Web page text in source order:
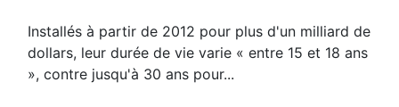
Installés à partir de 2012 pour plus d'un milliard de
dollars, leur durée de vie varie « entre 15 et 18 ans
», contre jusqu'à 30 ans pour...